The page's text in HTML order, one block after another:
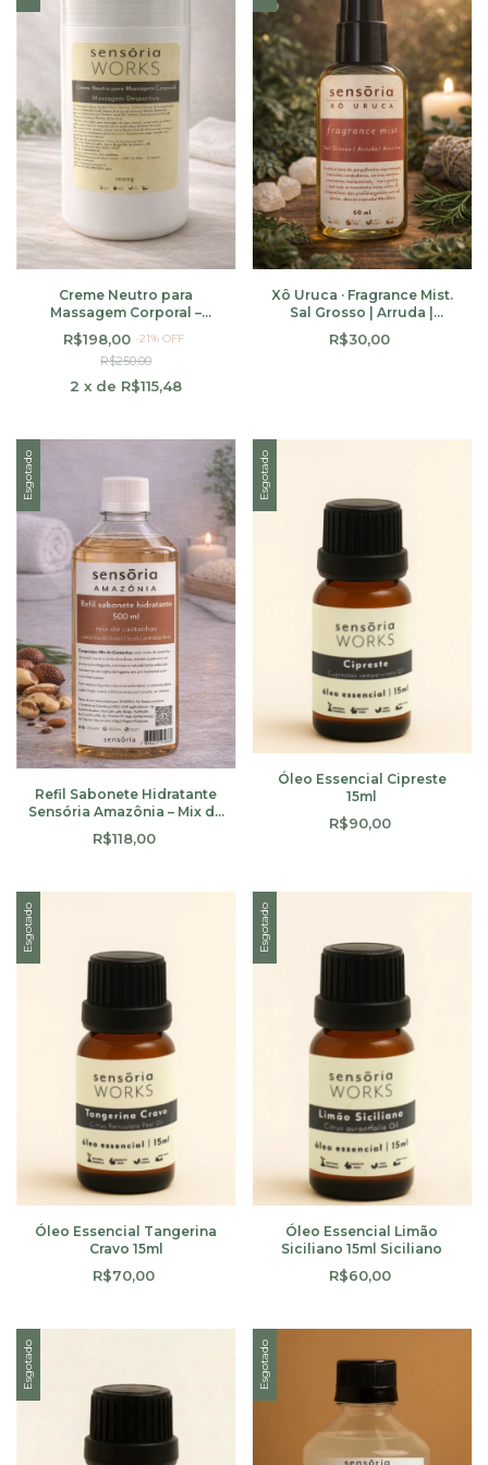
Creme Neutro para
Massagem Corporal –
Massagem Desportiva
R$198,00 -21% OFF
R$250,00
2 x de R$115,48
Xô Uruca · Fragrance Mist.
Sal Grosso | Arruda |
Alecrim 60 ml
R$30,00
Esgotado
Refil Sabonete Hidratante
Sensória Amazônia – Mix de
Castanhas | 500 ml
R$118,00
Esgotado
Óleo Essencial Cipreste
15ml
R$90,00
Esgotado
Óleo Essencial Tangerina
Cravo 15ml
R$70,00
Esgotado
Óleo Essencial Limão
Siciliano 15ml Siciliano
R$60,00
Esgotado Esgotado